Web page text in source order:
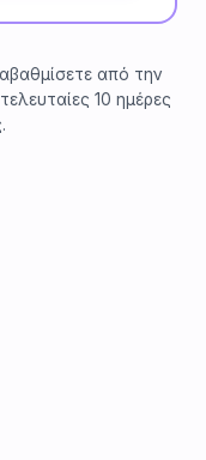
από την
10 ημέρες